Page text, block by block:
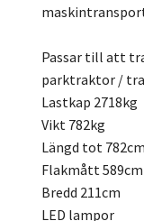
Passar till att
parktraktor /
Lastkap 2718kg
Vikt 782kg
Längd tot 782cm
Flakmått 589cm
Bredd 211cm
LED lampor